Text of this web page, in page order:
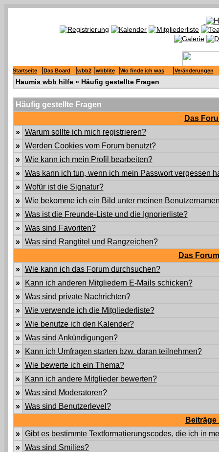
Startseite Das Board wbb2 wbblite Wo finde ich was Veränderungen
Haumis wbb hilfe» Häufig gestellte Fragen
Häufig gestellte Fragen
Das
»
Warum sollte ich mich registrieren?
»
Werden Cookies vom Forum benutzt?
»
Wie kann ich mein Profil bearbeiten?
»
Was kann ich tun, wenn ich mein Passwort vergessen
»
Wofür ist die Signatur?
»
Wie bekomme ich ein Bild unter meinen
»
Was ist die Freunde-Liste und die Ignorierliste?
»
Was sind Favoriten?
»
Was sind Rangtitel und Rangzeichen?
Das
»
Wie kann ich das Forum durchsuchen?
»
Kann ich anderen Mitgliedern E-Mails schicken?
»
Was sind private Nachrichten?
»
Wie verwende ich die Mitgliederliste?
»
Wie benutze ich den Kalender?
»
Was sind Ankündigungen?
»
Kann ich Umfragen starten bzw. daran teilnehmen?
»
Wie bewerte ich ein Thema?
»
Kann ich andere Mitglieder bewerten?
»
Was sind Moderatoren?
»
Was sind Benutzerlevel?
»
Gibt es bestimmte Textformatierungscodes, die ich in
»
Was sind Smilies?